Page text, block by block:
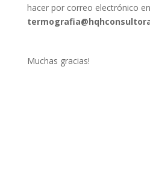
hacer por correo electrónico en
Muchas gracias!